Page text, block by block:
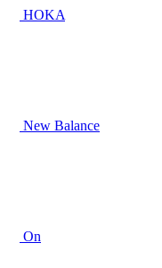
HOKA
New Balance
On